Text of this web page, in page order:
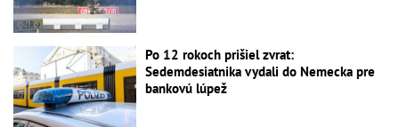
Po 12 rokoch prišiel zvrat:
Sedemdesiatnika vydali do Nemecka pre
bankovú lúpež